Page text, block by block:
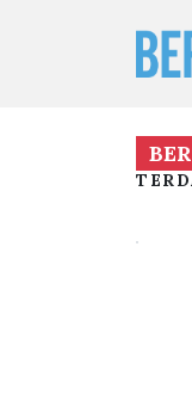
dana oleh GLC